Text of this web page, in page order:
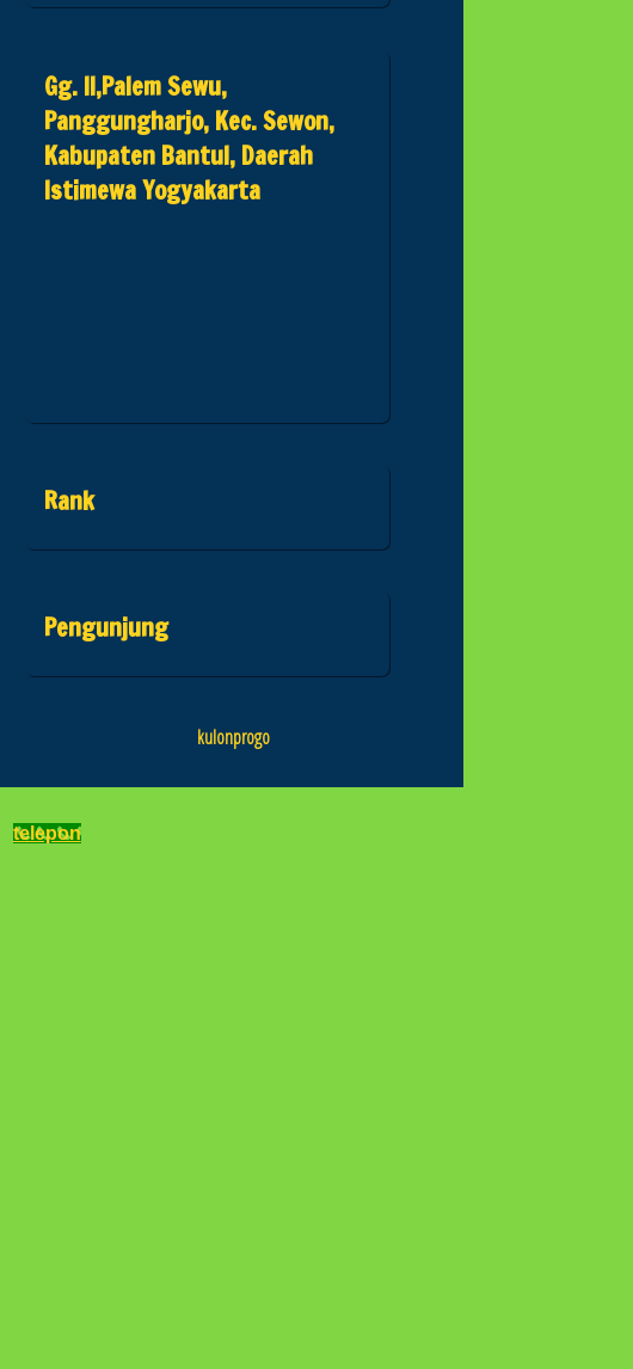
Gg. II,Palem Sewu,
Panggungharjo, Kec. Sewon,
Kabupaten Bantul, Daerah
Istimewa Yogyakarta
Rank
Pengunjung
kulonprogo
telepon